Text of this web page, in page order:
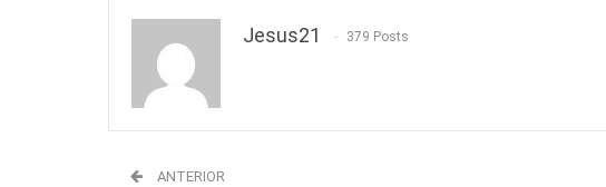
Jesus21 379 Posts
ANTERIOR